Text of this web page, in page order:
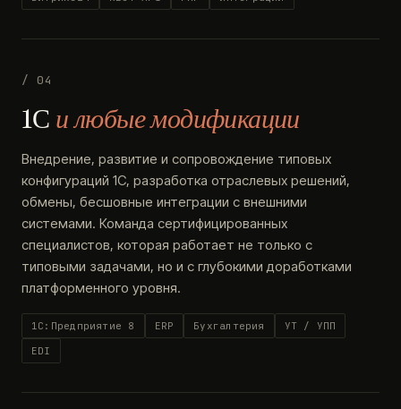
/ 04
1С и любые модификации
Внедрение, развитие и сопровождение типовых
конфигураций 1С, разработка отраслевых решений,
обмены, бесшовные интеграции с внешними
системами. Команда сертифицированных
специалистов, которая работает не только с
типовыми задачами, но и с глубокими доработками
платформенного уровня.
1С:Предприятие 8 ERP Бухгалтерия
УТ / УПП
EDI